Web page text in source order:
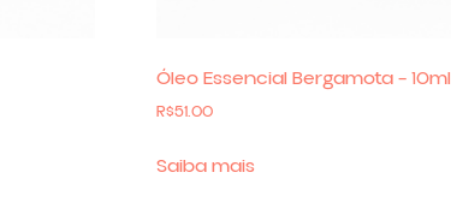
Óleo Essencial Bergamota – 10ml
R$51.00
Saiba mais